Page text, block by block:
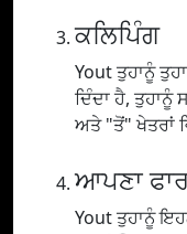
ਕਲਿਪਿੰਗ
Yout ਤੁਹਾਨੂੰ
ਦਿੰਦਾ ਹੈ, ਤੁਹਾਨੂੰ
ਅਤੇ "ਤੋਂ" ਖੇਤਰਾਂ
ਆਪਣਾ
Yout ਤੁਹਾਨੂੰ